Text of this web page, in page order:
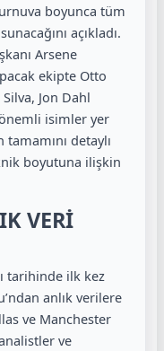
boyunca tüm
açıkladı.
Arsene
ekipte Otto
Jon Dahl
isimler yer
detaylı
boyutuna ilişkin
VERİ
tarihinde ilk kez
anlık verilere
ve Manchester
ve